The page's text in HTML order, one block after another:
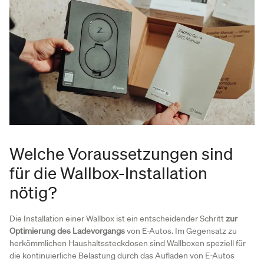
Welche Voraussetzungen sind
für die Wallbox-Installation
nötig?
Die Installation einer Wallbox ist ein entscheidender Schrittzur
Optimierung des Ladevorgangsvon E-Autos. Im Gegensatz zu
herkömmlichen Haushaltssteckdosen sind Wallboxen speziell für
die kontinuierliche Belastung durch das Aufladen von E-Autos